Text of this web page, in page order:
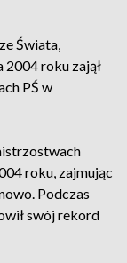
Świata,
2004 roku zajął
PŚ w
roku, zajmując
Podczas
swój rekord